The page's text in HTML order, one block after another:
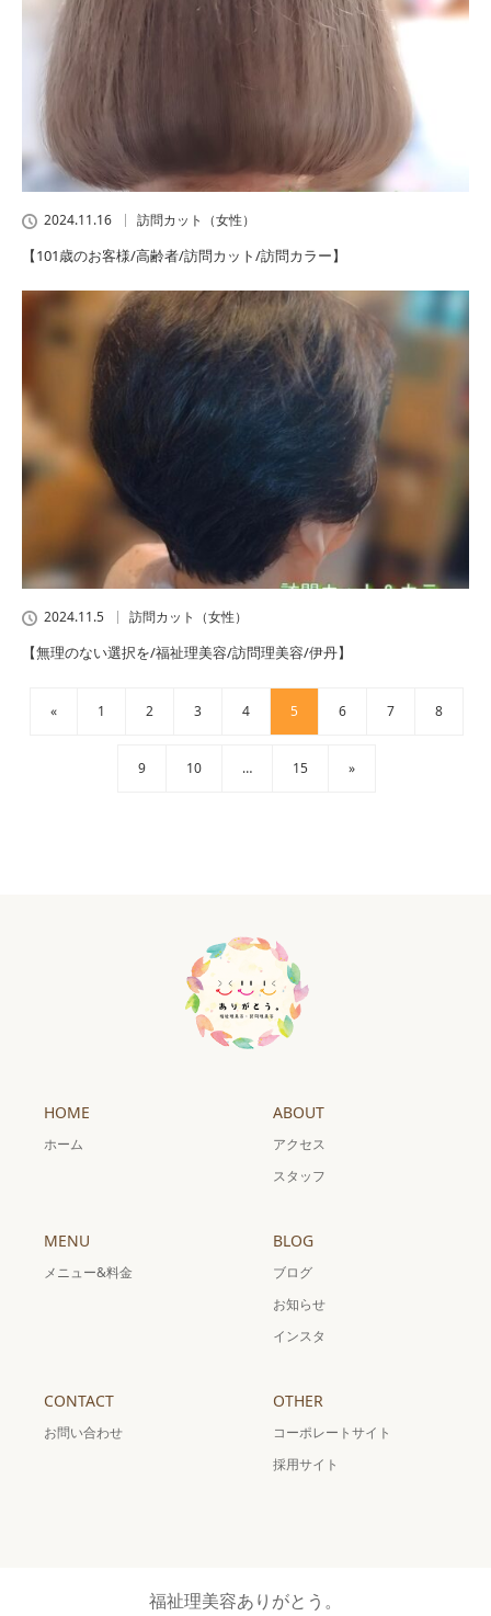
2024.11.16 訪問カット（女性）
【101歳のお客様/高齢者/訪問カット/訪問カラー】
2024.11.5 訪問カット（女性）
【無理のない選択を/福祉理美容/訪問理美容/伊丹】
« 1 2 3 4 5 6 7 8
9 10 … 15 »
HOME
ホーム
ABOUT
アクセス
スタッフ
MENU
メニュー&料金
BLOG
ブログ
お知らせ
インスタ
CONTACT
お問い合わせ
OTHER
コーポレートサイト
採用サイト
福祉理美容ありがとう。